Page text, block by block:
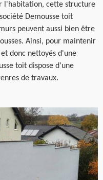
l'habitation, cette structure
Demousse toit
peuvent aussi bien être
Ainsi, pour maintenir
donc nettoyés d'une
toit dispose d'une
de travaux.